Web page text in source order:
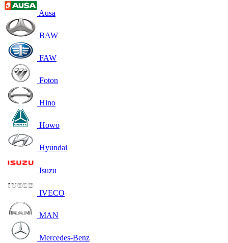
Ausa
BAW
FAW
Foton
Hino
Howo
Hyundai
Isuzu
IVECO
MAN
Mercedes-Benz